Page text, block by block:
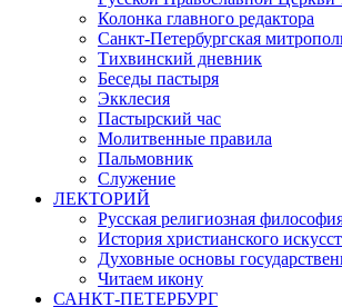
Колонка главного редактора
Санкт-Петербургская
Тихвинский дневник
Беседы пастыря
Экклесия
Пастырский час
Молитвенные правила
Пальмовник
Служение
ЛЕКТОРИЙ
Русская религиозная
История христианского
Духовные основы
Читаем икону
САНКТ-ПЕТЕРБУРГ